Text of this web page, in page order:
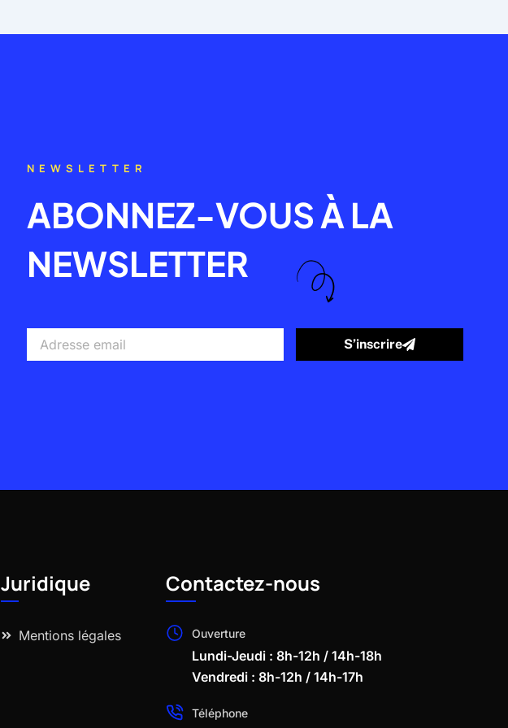
NEWSLETTER
ABONNEZ-VOUS À LA
NEWSLETTER
email
S’inscrire
Juridique
Mentions légales
Contactez-nous
Ouverture
Lundi-Jeudi : 8h-12h / 14h-18h
Vendredi : 8h-12h / 14h-17h
Téléphone